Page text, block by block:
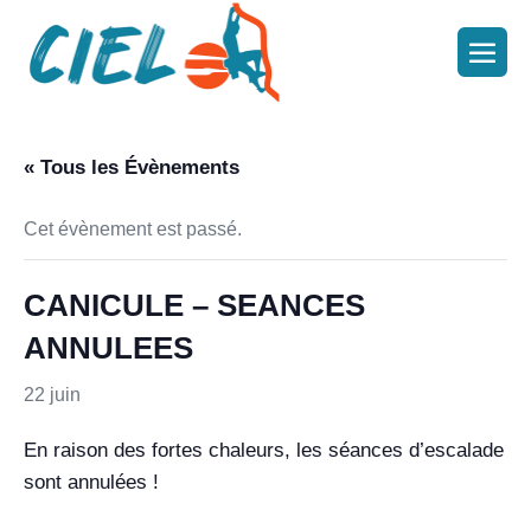
« Tous les Évènements
Cet évènement est passé.
CANICULE – SEANCES
ANNULEES
22 juin
En raison des fortes chaleurs, les séances d’escalade
sont annulées !